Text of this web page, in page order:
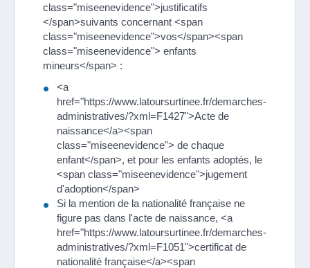
class="miseenevidence">justificatifs
</span>suivants concernant <span
class="miseenevidence">vos</span><span
class="miseenevidence"> enfants
mineurs</span> :
<a
href="https://www.latoursurtinee.fr/demarches-
administratives/?xml=F1427">Acte de
naissance</a><span
class="miseenevidence"> de chaque
enfant</span>, et pour les enfants adoptés, le
<span class="miseenevidence">jugement
d'adoption</span>
Si la mention de la nationalité française ne
figure pas dans l'acte de naissance, <a
href="https://www.latoursurtinee.fr/demarches-
administratives/?xml=F1051">certificat de
nationalité française</a><span